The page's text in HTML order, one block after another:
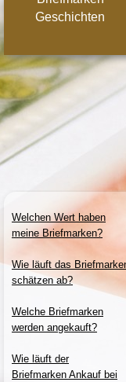
Geschichten
Welchen Wert haben
meine Briefmarken?
Wie läuft das
schätzen ab?
Welche Briefmarken
werden angekauft?
Wie läuft der
Briefmarken Ankauf bei